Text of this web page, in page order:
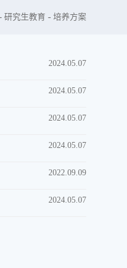
研究生教育 - 培养方案
2024.05.07
2024.05.07
2024.05.07
2024.05.07
2022.09.09
2024.05.07